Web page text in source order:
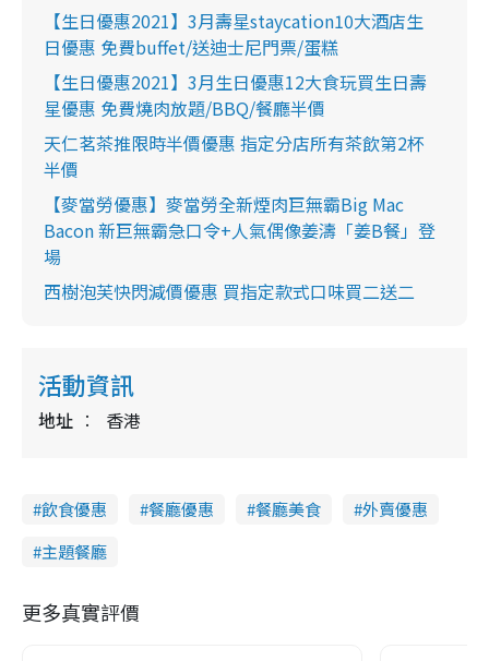
【生日優惠2021】3月壽星staycation10大酒店生
日優惠 免費buffet/送迪士尼門票/蛋糕
【生日優惠2021】3月生日優惠12大食玩買生日壽
星優惠 免費燒肉放題/BBQ/餐廳半價
天仁茗茶推限時半價優惠 指定分店所有茶飲第2杯
半價
【麥當勞優惠】麥當勞全新煙肉巨無霸Big Mac
Bacon 新巨無霸急口令+人氣偶像姜濤「姜B餐」登
場
西樹泡芙快閃減價優惠 買指定款式口味買二送二
活動資訊
地址 香港
飲食優惠 餐廳優惠 餐廳美食
外賣優惠
主題餐廳
更多真實評價